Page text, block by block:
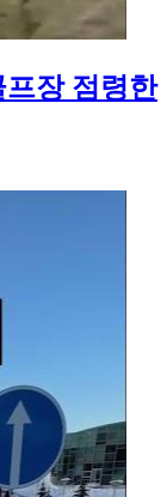
장 점령한